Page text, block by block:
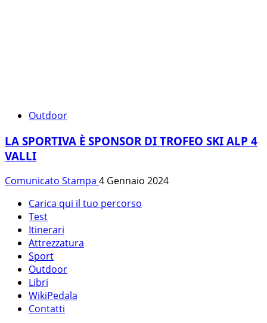
Outdoor
LA SPORTIVA È SPONSOR DI TROFEO SKI ALP 4
VALLI
Comunicato Stampa 4 Gennaio 2024
Carica qui il tuo percorso
Test
Itinerari
Attrezzatura
Sport
Outdoor
Libri
WikiPedala
Contatti